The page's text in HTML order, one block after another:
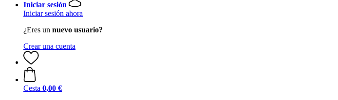
Iniciar sesión
Iniciar sesión ahora
¿Eres un nuevo usuario?
Crear una cuenta
Cesta 0,00 €